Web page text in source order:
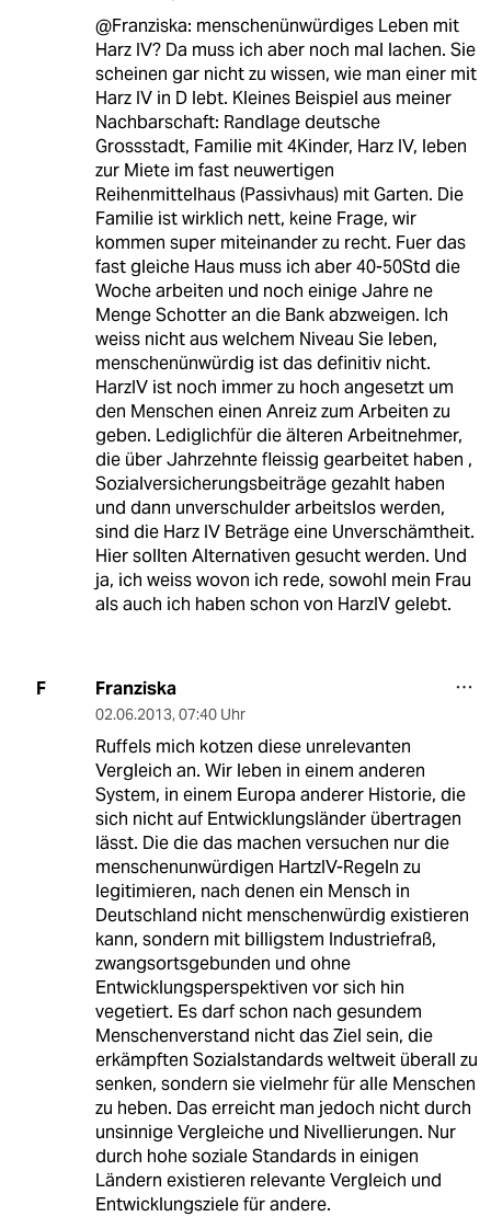
@Franziska: menschenünwürdiges Leben mit
Harz IV? Da muss ich aber noch mal lachen. Sie
scheinen gar nicht zu wissen, wie man einer mit
Harz IV in D lebt. Kleines Beispiel aus meiner
Nachbarschaft: Randlage deutsche
Grossstadt, Familie mit 4Kinder, Harz IV, leben
zur Miete im fast neuwertigen
Reihenmittelhaus (Passivhaus) mit Garten. Die
Familie ist wirklich nett, keine Frage, wir
kommen super miteinander zu recht. Fuer das
fast gleiche Haus muss ich aber 40-50Std die
Woche arbeiten und noch einige Jahre ne
Menge Schotter an die Bank abzweigen. Ich
weiss nicht aus welchem Niveau Sie leben,
menschenünwürdig ist das definitiv nicht.
HarzIV ist noch immer zu hoch angesetzt um
den Menschen einen Anreiz zum Arbeiten zu
geben. Lediglichfür die älteren Arbeitnehmer,
die über Jahrzehnte fleissig gearbeitet haben ,
Sozialversicherungsbeiträge gezahlt haben
und dann unverschulder arbeitslos werden,
sind die Harz IV Beträge eine Unverschämtheit.
Hier sollten Alternativen gesucht werden. Und
ja, ich weiss wovon ich rede, sowohl mein Frau
als auch ich haben schon von HarzIV gelebt.
F Franziska
02.06.2013, 07:40 Uhr
Ruffels mich kotzen diese unrelevanten
Vergleich an. Wir leben in einem anderen
System, in einem Europa anderer Historie, die
sich nicht auf Entwicklungsländer übertragen
lässt. Die die das machen versuchen nur die
menschenunwürdigen HartzIV-Regeln zu
legitimieren, nach denen ein Mensch in
Deutschland nicht menschenwürdig existieren
kann, sondern mit billigstem Industriefraß,
zwangsortsgebunden und ohne
Entwicklungsperspektiven vor sich hin
vegetiert. Es darf schon nach gesundem
Menschenverstand nicht das Ziel sein, die
erkämpften Sozialstandards weltweit überall zu
senken, sondern sie vielmehr für alle Menschen
zu heben. Das erreicht man jedoch nicht durch
unsinnige Vergleiche und Nivellierungen. Nur
durch hohe soziale Standards in einigen
Ländern existieren relevante Vergleich und
Entwicklungsziele für andere.